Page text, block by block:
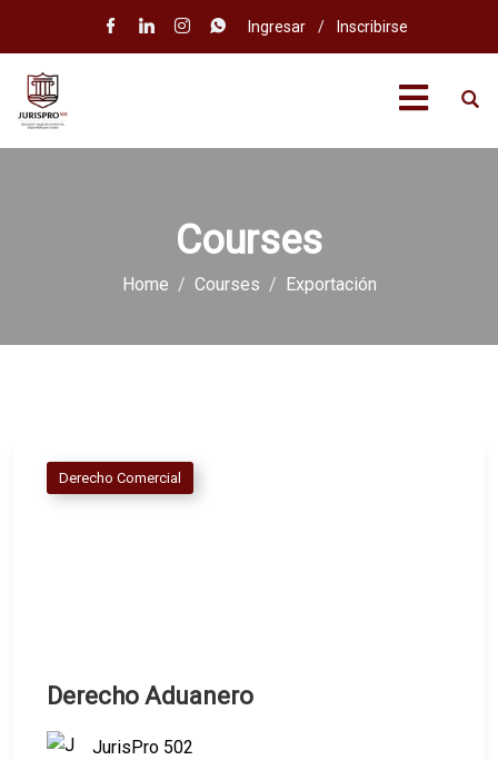
Ingresar / Inscribirse
Courses
Home Courses Exportación
Derecho Comercial
Derecho Aduanero
JurisPro 502